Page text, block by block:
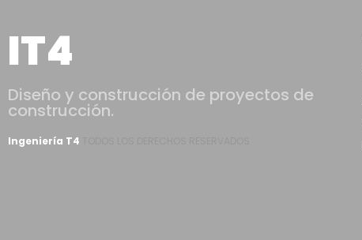
IT4
Diseño y construcción de proyectos de
construcción.
Ingeniería T4